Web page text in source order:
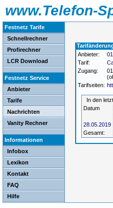
www.Telefon-
Festnetz Tarife
Schnellrechner
Profirechner
LCR Download
Festnetz Service
Anbieter
Tarife
Nachrichten
Vanity Rechner
Informationen
Infobox
Lexikon
Kontakt
FAQ
Hilfe
Anbieter:
Tarif:
Zugang:
Tarifseiten:
In den
Datum
28.05.2019
Gesamt: